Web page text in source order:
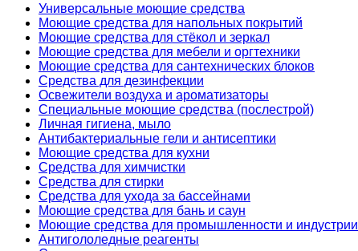
Универсальные моющие средства
Моющие средства для напольных покрытий
Моющие средства для стёкол и зеркал
Моющие средства для мебели и оргтехники
Моющие средства для сантехнических блоков
Средства для дезинфекции
Освежители воздуха и ароматизаторы
Специальные моющие средства (послестрой)
Личная гигиена, мыло
Антибактериальные гели и антисептики
Моющие средства для кухни
Средства для химчистки
Средства для стирки
Средства для ухода за бассейнами
Моющие средства для бань и саун
Моющие средства для промышленности и индустрии
Антигололедные реагенты